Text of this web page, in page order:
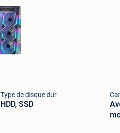
Type de disque dur
HDD, SSD